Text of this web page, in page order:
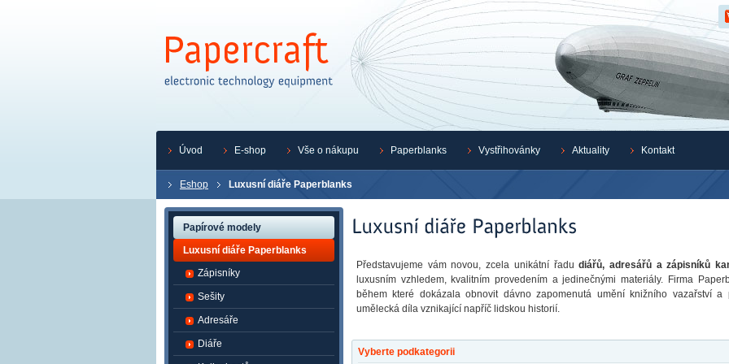
Eshop Luxusní diáře Paperblanks
Představujeme vám novou, zcela unikátní řadudiářů, adresářů a zápisníků
luxusním vzhledem, kvalitním provedením a jedinečnými materiály. Firma
během které dokázala obnovit dávno zapomenutá umění knižního vazařství
umělecká díla vznikající napříč lidskou historií.
Vyberte podkategorii
Papírové modely
Luxusní diáře Paperblanks
Zápisníky
Sešity
Adresáře
Diáře
Úvod E-shop Vše o nákupu Paperblanks Vystřihovánky Aktuality Kontakt